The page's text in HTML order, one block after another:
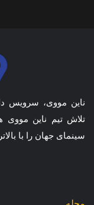
ناین مووی، سرویس
تلاش تیم ناین مووی
سینمای جهان را با